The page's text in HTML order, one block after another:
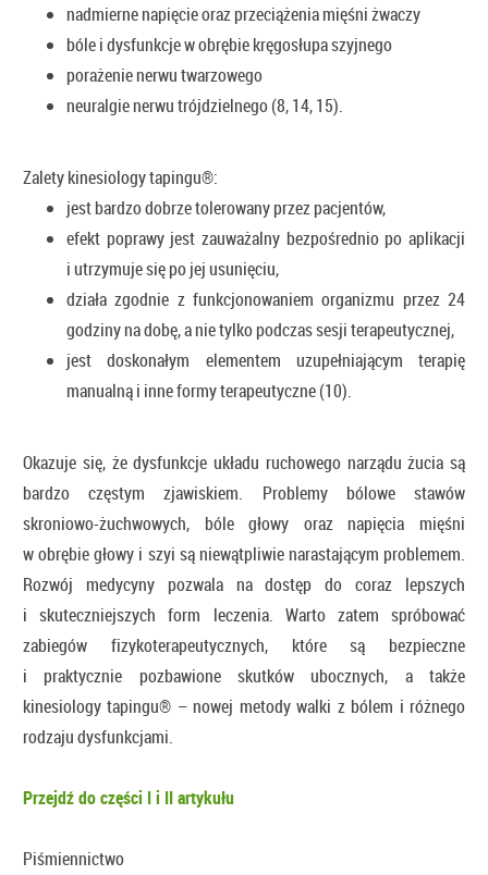
nadmierne napięcie oraz przeciążenia mięśni żwaczy
bóle i dysfunkcje w obrębie kręgosłupa szyjnego
porażenie nerwu twarzowego
neuralgie nerwu trójdzielnego (8, 14, 15).
Zalety kinesiology tapingu®:
jest bardzo dobrze tolerowany przez pacjentów,
efekt poprawy jest zauważalny bezpośrednio po aplikacji
i utrzymuje się po jej usunięciu,
działa zgodnie z funkcjonowaniem organizmu przez 24
godziny na dobę, a nie tylko podczas sesji terapeutycznej,
jest doskonałym elementem uzupełniającym terapię
manualną i inne formy terapeutyczne (10).
Okazuje się, że dysfunkcje układu ruchowego narządu żucia są
bardzo częstym zjawiskiem. Problemy bólowe stawów
skroniowo-żuchwowych, bóle głowy oraz napięcia mięśni
w obrębie głowy i szyi są niewątpliwie narastającym problemem.
Rozwój medycyny pozwala na dostęp do coraz lepszych
i skuteczniejszych form leczenia. Warto zatem spróbować
zabiegów fizykoterapeutycznych, które są bezpieczne
i praktycznie pozbawione skutków ubocznych, a także
kinesiology tapingu® – nowej metody walki z bólem i różnego
rodzaju dysfunkcjami.
Przejdź do części I i II artykułu
Piśmiennictwo